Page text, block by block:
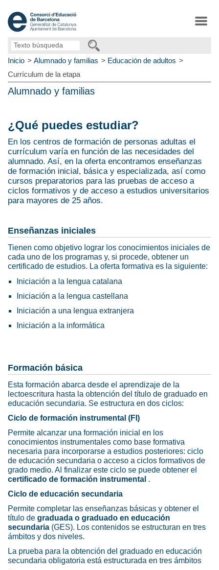
Texto
Inicio
Alumnado y familias
Educación de adultos
Currículum de la etapa
Alumnado y familias
¿Qué puedes estudiar?
En los centros de formación de personas adultas el
currículum varía en función de las necesidades del
alumnado. Así, en la oferta encontramos enseñanzas
de formación inicial, básica y especializada, así como
cursos preparatorios para las pruebas de acceso a
ciclos formativos y de acceso a estudios universitarios
para mayores de 25 años.
Enseñanzas iniciales
Tienen como objetivo lograr los conocimientos iniciales de
cada uno de los programas y, si procede, obtener un
certificado de estudios. La oferta formativa es la siguiente:
Iniciación a la lengua catalana
Iniciación a la lengua castellana
Iniciación a una lengua extranjera
Iniciación a la informática
Formación básica
Esta formación abarca desde el aprendizaje de la
lectoescritura hasta la obtención del título de graduado en
educación secundaria. Se estructura en dos ciclos:
Ciclo de formación instrumental (FI)
Permite alcanzar una formación inicial en los
conocimientos instrumentales como base formativa
necesaria para incorporarse a estudios posteriores: ciclo
de educación secundaria o acceso a ciclos formativos de
grado medio. Al finalizar este ciclo se puede obtener el
certificado de formación instrumental .
Ciclo de educación secundaria
Permite completar las enseñanzas básicas y obtener el
título de graduada o graduado en educación
secundaria (GES). Los contenidos se estructuran en tres
ámbitos y dos niveles.
La prueba para la obtención del graduado en educación
secundaria obligatoria está estructurada en tres ámbitos